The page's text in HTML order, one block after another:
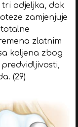
odjeljka, dok
zamjenjuje
zlatnim
koljena zbog
(29)